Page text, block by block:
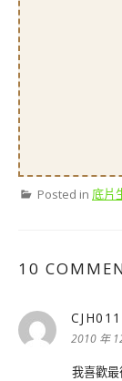
Posted in 底片
10
CJH011
2010 年
我喜歡